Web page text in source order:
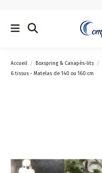
Accueil Boxspring & Canapés-lits
6 tissus - Matelas de 140 ou 160 cm